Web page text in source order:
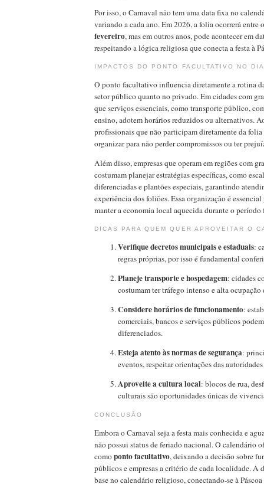
Por isso, o Carnaval não tem uma data fixa no
variando a cada ano. Em 2026, a folia ocorrerá entre
fevereiro, mas em outros anos, pode acontecer em
respeitando a lógica religiosa que conecta a festa à
IMPACTOS DO PONTO FACULTATIVO NO
O ponto facultativo influencia diretamente a rotina
setor público quanto no privado. Em cidades com
que serviços essenciais, como transporte público,
ensino, adotem horários reduzidos ou alternativos.
profissionais que não participam diretamente da folia
organizar para não perder compromissos ou ter
Além disso, empresas que operam em regiões com
costumam planejar estratégias específicas, como
diferenciadas e plantões especiais, garantindo
experiência dos foliões. Essa organização é
manter a economia local aquecida durante o período
DICAS PARA QUEM QUER APROVEITAR O
Verifique decretos municipais e estaduais:
regras próprias, por isso é fundamental
Planeje transporte e hospedagem: cidades
costumam ter tráfego intenso e alta ocupação
Considere horários de funcionamento:
comerciais, bancos e serviços públicos
diferenciados.
Esteja atento às normas de segurança:
eventos, respeitar orientações das
Aproveite a cultura local: blocos de rua,
culturais são oportunidades únicas de
CONCLUSÃO
Embora o Carnaval seja a festa mais conhecida e
não possui status de feriado nacional. O calendário
comoponto facultativo, deixando a decisão sobre
públicos e empresas a critério de cada localidade. A
base no calendário religioso, conectando-se à Páscoa